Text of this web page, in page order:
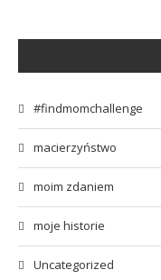
#findmomchallenge
macierzyństwo
moim zdaniem
moje historie
Uncategorized